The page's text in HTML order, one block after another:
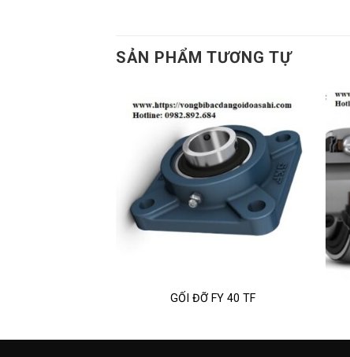
SẢN PHẨM TƯƠNG TỰ
GỐI ĐỠ FY 40 TF